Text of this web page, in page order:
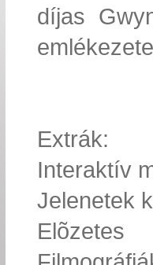
díjas
Extrák:
Interaktív
Jelenetek
Elõzetes